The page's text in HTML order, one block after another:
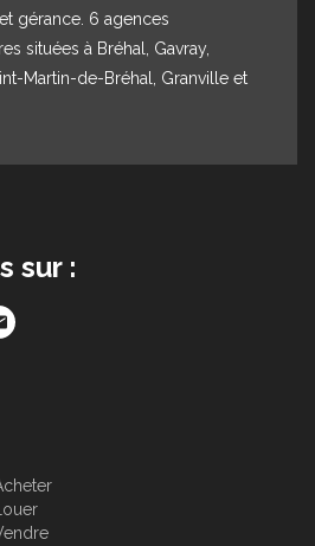
gérance. 6 agences
situées à Bréhal, Gavray,
Martin-de-Bréhal, Granville et
sur :